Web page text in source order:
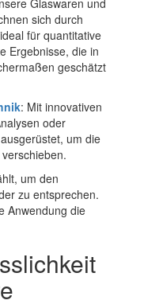
Glaswaren und
sich durch
für quantitative
Ergebnisse, die in
geschätzt
: Mit innovativen
oder
um die
um den
zu entsprechen.
Anwendung die